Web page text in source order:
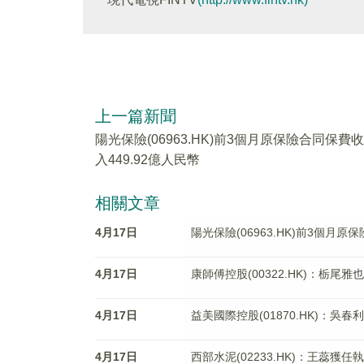
上一篇新聞
陽光保險(06963.HK)前3個月原保險合同保費收
入449.92億人民幣
相關文章
4月17日 陽光保險(06963.HK)前3個月原
4月17日 康師傅控股(00322.HK)：栃尾雅
4月17日 益美國際控股(01870.HK)：吳春
4月17日 西部水泥(02233.HK)：王蕊獲任